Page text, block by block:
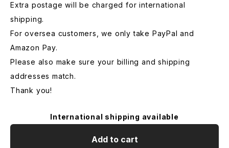
Extra postage will be charged for international
shipping.
For oversea customers, we only take PayPal and
Amazon Pay.
Please also make sure your billing and shipping
addresses match.
Thank you!
International shipping available
Add to cart